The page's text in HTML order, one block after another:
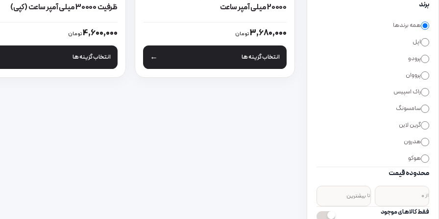
برند
همه برندها
اپل
پرودو
پرووان
راک اسپیس
سامسونگ
گرین لاین
هدرون
هوکو
محدوده قیمت
از تا
فقط کالاهای موجود
20000 میلی آمپر ساعت
3,680,000تومان
انتخاب گزینه ها
این محصول دارای انواع مختلفی می باشد. گزینه ها ممکن است در صفحه محصول انتخاب شوند
ظرفیت 30000 میلی آمپر ساعت (کپی)
4,600,000تومان
انتخاب گزینه ها
این محصول دارای انواع مختلفی می